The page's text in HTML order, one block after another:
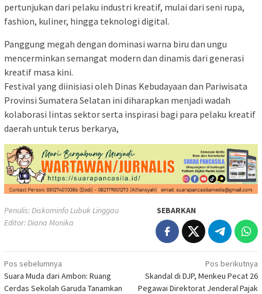
pertunjukan dari pelaku industri kreatif, mulai dari seni rupa,
fashion, kuliner, hingga teknologi digital.
Panggung megah dengan dominasi warna biru dan ungu
mencerminkan semangat modern dan dinamis dari generasi
kreatif masa kini.
Festival yang diinisiasi oleh Dinas Kebudayaan dan Pariwisata
Provinsi Sumatera Selatan ini diharapkan menjadi wadah
kolaborasi lintas sektor serta inspirasi bagi para pelaku kreatif
daerah untuk terus berkarya,
Penulis: Diskominfo Lubuk Linggau
Editor: Diana Monika
SEBARKAN
Navigasi
pos
Pos sebelumnya
Suara Muda dari Ambon: Ruang
Cerdas Sekolah Garuda Tanamkan
Pos berikutnya
Skandal di DJP, Menkeu Pecat 26
Pegawai Direktorat Jenderal Pajak